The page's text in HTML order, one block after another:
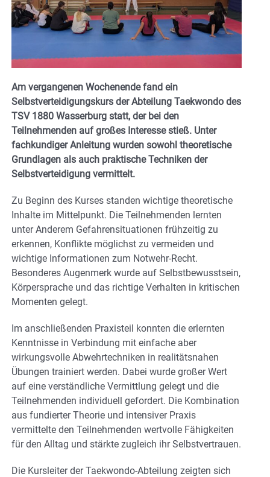
Am vergangenen Wochenende fand ein
Selbstverteidigungskurs der Abteilung Taekwondo des
TSV 1880 Wasserburg statt, der bei den
Teilnehmenden auf großes Interesse stieß. Unter
fachkundiger Anleitung wurden sowohl theoretische
Grundlagen als auch praktische Techniken der
Selbstverteidigung vermittelt.
Zu Beginn des Kurses standen wichtige theoretische
Inhalte im Mittelpunkt. Die Teilnehmenden lernten
unter Anderem Gefahrensituationen frühzeitig zu
erkennen, Konflikte möglichst zu vermeiden und
wichtige Informationen zum Notwehr-Recht.
Besonderes Augenmerk wurde auf Selbstbewusstsein,
Körpersprache und das richtige Verhalten in kritischen
Momenten gelegt.
Im anschließenden Praxisteil konnten die erlernten
Kenntnisse in Verbindung mit einfache aber
wirkungsvolle Abwehrtechniken in realitätsnahen
Übungen trainiert werden. Dabei wurde großer Wert
auf eine verständliche Vermittlung gelegt und die
Teilnehmenden individuell gefordert. Die Kombination
aus fundierter Theorie und intensiver Praxis
vermittelte den Teilnehmenden wertvolle Fähigkeiten
für den Alltag und stärkte zugleich ihr Selbstvertrauen.
Die Kursleiter der Taekwondo-Abteilung zeigten sich